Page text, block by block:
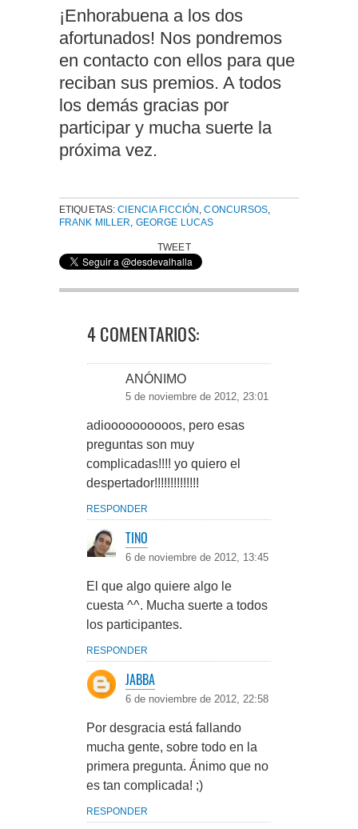
¡Enhorabuena a los dos
afortunados! Nos pondremos
en contacto con ellos para que
reciban sus premios. A todos
los demás gracias por
participar y mucha suerte la
próxima vez.
ETIQUETAS:CIENCIA FICCIÓN ,CONCURSOS
FRANK MILLER GEORGE LUCAS
TWEET
4 COMENTARIOS:
ANÓNIMO
5 de noviembre de 2012, 23:01
adioooooooooos, pero esas
preguntas son muy
complicadas!!!! yo quiero el
despertador!!!!!!!!!!!!!!
RESPONDER
TINO
6 de noviembre de 2012, 13:45
El que algo quiere algo le
cuesta ^^. Mucha suerte a todos
los participantes.
RESPONDER
JABBA
6 de noviembre de 2012, 22:58
Por desgracia está fallando
mucha gente, sobre todo en la
primera pregunta. Ánimo que no
es tan complicada! ;)
RESPONDER